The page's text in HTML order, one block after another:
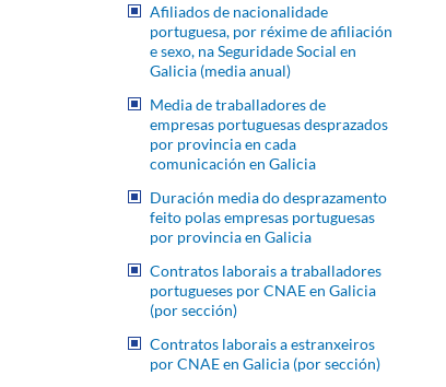
Afiliados de nacionalidade
portuguesa, por réxime de afiliación
e sexo, na Seguridade Social en
Galicia (media anual)
Media de traballadores de
empresas portuguesas desprazados
por provincia en cada
comunicación en Galicia
Duración media do desprazamento
feito polas empresas portuguesas
por provincia en Galicia
Contratos laborais a traballadores
portugueses por CNAE en Galicia
(por sección)
Contratos laborais a estranxeiros
por CNAE en Galicia (por sección)